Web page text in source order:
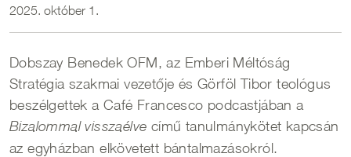
2025. október 1.
Dobszay Benedek OFM, az Emberi Méltóság
Stratégia szakmai vezetője és Görföl Tibor teológus
beszélgettek a Café Francesco podcastjában a
Bizalommal visszaélve című tanulmánykötet kapcsán
az egyházban elkövetett bántalmazásokról.